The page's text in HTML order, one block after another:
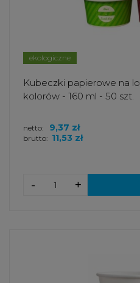
ekologiczne
Kubeczki papierowe na
kolorów - 160 ml - 50 szt.
brutto: 11,53 zł
netto: 9,37 zł
+
-